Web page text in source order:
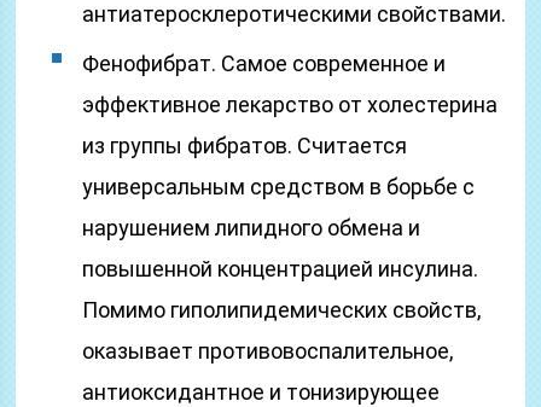
антиатеросклеротическими свойствами.
Фенофибрат. Самое современное и
эффективное лекарство от холестерина
из группы фибратов. Считается
универсальным средством в борьбе с
нарушением липидного обмена и
повышенной концентрацией инсулина.
Помимо гиполипидемических свойств,
оказывает противовоспалительное,
антиоксидантное и тонизирующее